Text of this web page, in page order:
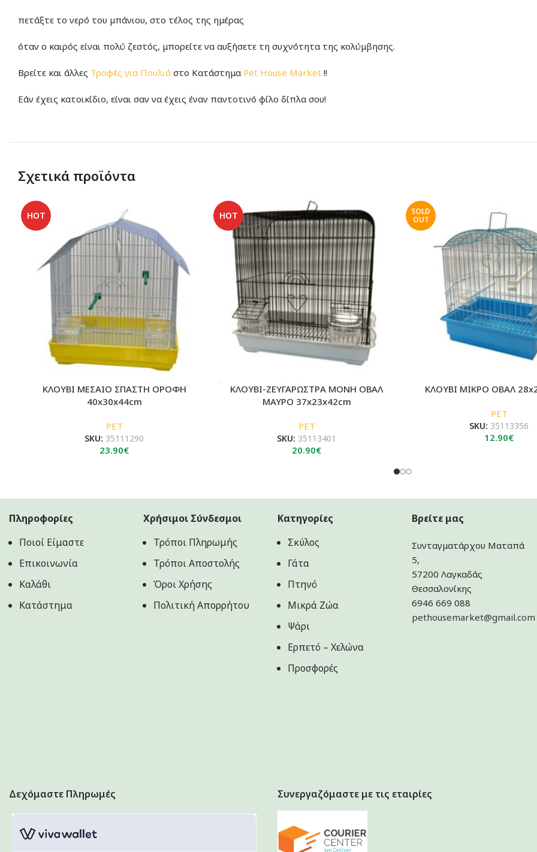
πετάξτε το νερό του μπάνιου, στο τέλος της ημέρας
όταν ο καιρός είναι πολύ ζεστός, μπορείτε να αυξήσετε τη συχνότητα της κολύμβησης.
Βρείτε και άλλες Τροφές για Πουλιάστο Κατάστημα Pet House Market !!
Εάν έχεις κατοικίδιο, είναι σαν να έχεις έναν παντοτινό φίλο δίπλα σου!
Σχετικά προϊόντα
HOT
ΚΛΟΥΒΙ ΜΕΣΑΙΟ ΣΠΑΣΤΗ ΟΡΟΦΗ
40x30x44cm
PET
SKU: 35111290
23.90€
HOT
ΚΛΟΥΒΙ-ΖΕΥΓΑΡΩΣΤΡΑ ΜΟΝΗ ΟΒΑΛ
ΜΑΥΡΟ 37x23x42cm
PET
SKU: 35113401
20.90€
SOLD
OUT
ΚΛΟΥΒΙ ΜΙΚΡΟ ΟΒΑΛ
PET
SKU: 35113356
12.90€
Πληροφορίες
Ποιοί Είμαστε
Επικοινωνία
Καλάθι
Κατάστημα
Χρήσιμοι Σύνδεσμοι
Τρόποι Πληρωμής
Τρόποι Αποστολής
Όροι Χρήσης
Πολιτική Aπορρήτου
Κατηγορίες
Σκύλος
Γάτα
Πτηνό
Μικρά Ζώα
Ψάρι
Ερπετό – Χελώνα
Προσφορές
Βρείτε μας
Συνταγματάρχου Ματαπά
5,
57200 Λαγκαδάς
Θεσσαλονίκης
6946 669 088
pethousemarket@gmail.com
Δεχόμαστε Πληρωμές Συνεργαζόμαστε με τις εταιρίες